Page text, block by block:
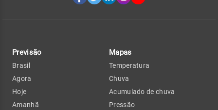
Previsão
Brasil
Agora
Hoje
Amanhã
Mapas
Temperatura
Chuva
Acumulado de chuva
Pressão